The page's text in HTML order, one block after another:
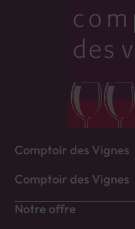
Comptoir des Vignes
Comptoir des Vignes
Notre offre